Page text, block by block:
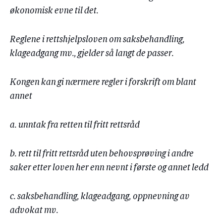
økonomisk evne til det.
Reglene i rettshjelpsloven om saksbehandling,
klageadgang mv., gjelder så langt de passer.
Kongen kan gi nærmere regler i forskrift om blant
annet
a. unntak fra retten til fritt rettsråd
b. rett til fritt rettsråd uten behovsprøving i andre
saker etter loven her enn nevnt i første og annet ledd
c. saksbehandling, klageadgang, oppnevning av
advokat mv.